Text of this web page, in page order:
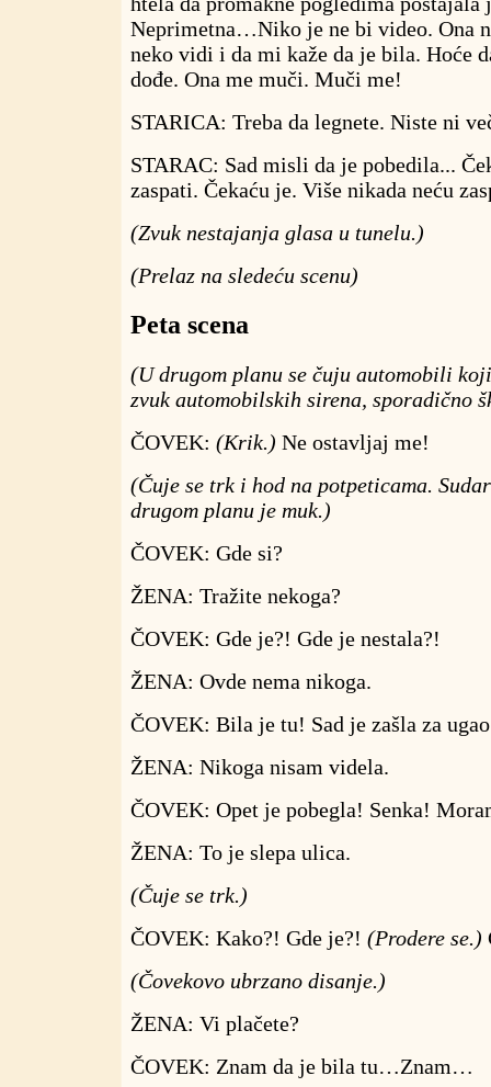
Neprimetna…Niko je ne bi video. Ona
neko vidi i da mi kaže da je bila. Hoće
dođe. Ona me muči. Muči me!
STARICA: Treba da legnete. Niste ni
STARAC: Sad misli da je pobedila...
zaspati. Čekaću je. Više nikada neću
(Zvuk nestajanja glasa u tunelu.)
(Prelaz na sledeću scenu)
Peta scena
(U drugom planu se čuju automobili
zvuk automobilskih sirena, sporadično
ČOVEK: (Krik.) Ne ostavljaj me!
(Čuje se trk i hod na potpeticama.
drugom planu je muk.)
ČOVEK: Gde si?
ŽENA: Tražite nekoga?
ČOVEK: Gde je?! Gde je nestala?!
ŽENA: Ovde nema nikoga.
ČOVEK: Bila je tu! Sad je zašla za
ŽENA: Nikoga nisam videla.
ČOVEK: Opet je pobegla! Senka!
ŽENA: To je slepa ulica.
(Čuje se trk.)
ČOVEK: Kako?! Gde je?! (Prodere se.)
(Čovekovo ubrzano disanje.)
ŽENA: Vi plačete?
ČOVEK: Znam da je bila tu…Znam…